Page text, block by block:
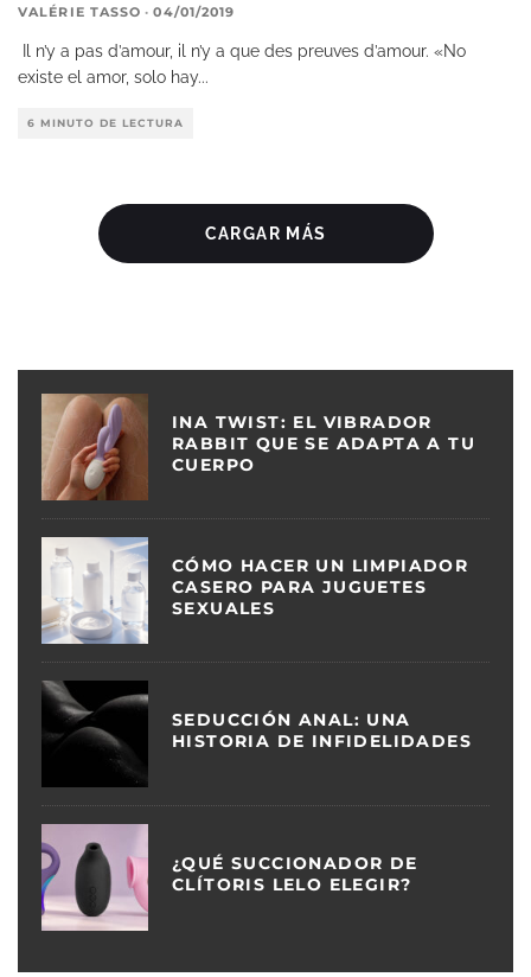
VALÉRIE TASSO · 04/01/2019
Il n’y a pas d’amour, il n’y a que des preuves d’amour. «No
existe el amor, solo hay...
6 MINUTO DE LECTURA
CARGAR MÁS
INA TWIST: EL VIBRADOR
RABBIT QUE SE ADAPTA A TU
CUERPO
CÓMO HACER UN LIMPIADOR
CASERO PARA JUGUETES
SEXUALES
SEDUCCIÓN ANAL: UNA
HISTORIA DE INFIDELIDADES
¿QUÉ SUCCIONADOR DE
CLÍTORIS LELO ELEGIR?